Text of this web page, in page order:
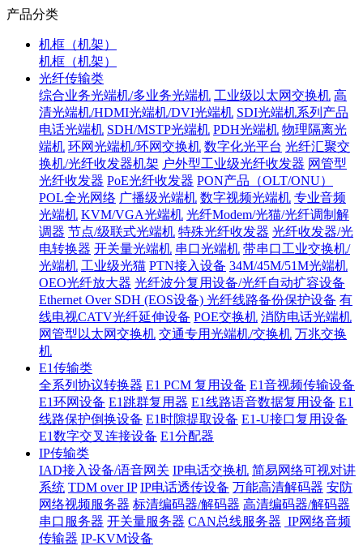
产品分类
机框（机架）
机框（机架）
光纤传输类
综合业务光端机/多业务光端机 工业级以太网交换机 高
清光端机/HDMI光端机/DVI光端机 SDI光端机系列产品
电话光端机 SDH/MSTP光端机 PDH光端机 物理隔离光
端机 环网光端机/环网交换机 数字化光平台 光纤汇聚交
换机/光纤收发器机架 户外型工业级光纤收发器 网管型
光纤收发器 PoE光纤收发器 PON产品（OLT/ONU）
POL全光网络 广播级光端机 数字视频光端机 专业音频
光端机 KVM/VGA光端机 光纤Modem/光猫/光纤调制解
调器 节点/级联式光端机 特殊光纤收发器 光纤收发器/光
电转换器 开关量光端机 串口光端机 带串口工业交换机/
光端机 工业级光猫 PTN接入设备 34M/45M/51M光端机
OEO光纤放大器 光纤波分复用设备/光纤自动扩容设备
Ethernet Over SDH (EOS设备) 光纤线路备份保护设备 有
线电视CATV光纤延伸设备 POE交换机 消防电话光端机
网管型以太网交换机 交通专用光端机/交换机 万兆交换
机
E1传输类
全系列协议转换器 E1 PCM 复用设备 E1音视频传输设备
E1环网设备 E1跳群复用器 E1线路语音数据复用设备 E1
线路保护倒换设备 E1时隙提取设备 E1-U接口复用设备
E1数字交叉连接设备 E1分配器
IP传输类
IAD接入设备/语音网关 IP电话交换机 简易网络可视对讲
系统 TDM over IP IP电话透传设备 万能高清解码器 安防
网络视频服务器 标清编码器/解码器 高清编码器/解码器
串口服务器 开关量服务器 CAN总线服务器 IP网络音频
传输器 IP-KVM设备